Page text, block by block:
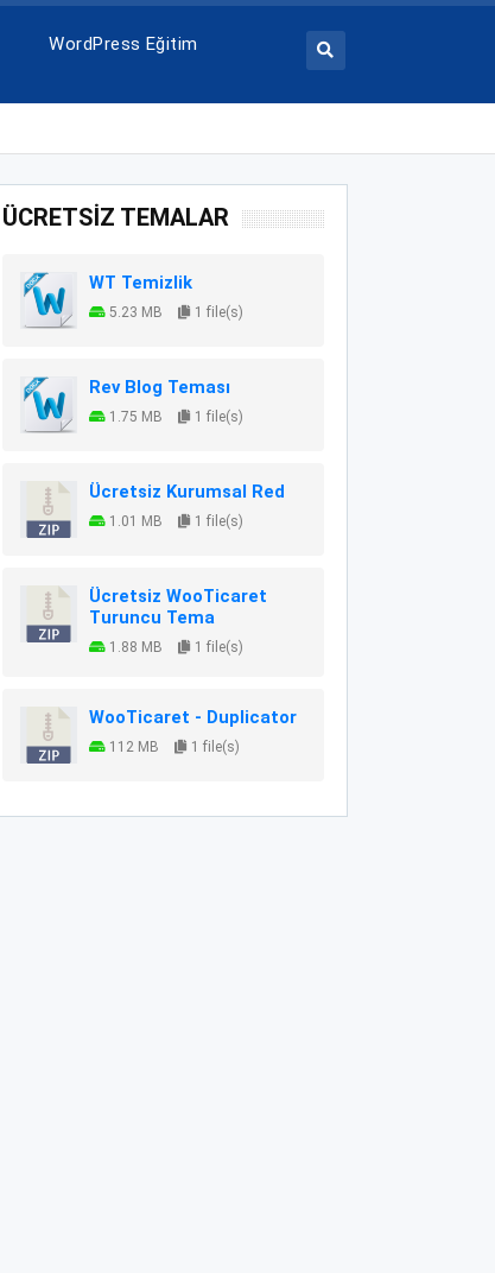
WordPress Eğitim
ÜCRETSİZ TEMALAR
WT Temizlik
5.23 MB 1 file(s)
Rev Blog Teması
1.75 MB 1 file(s)
Ücretsiz Kurumsal Red
1.01 MB 1 file(s)
Ücretsiz WooTicaret
Turuncu Tema
1.88 MB 1 file(s)
WooTicaret - Duplicator
112 MB 1 file(s)